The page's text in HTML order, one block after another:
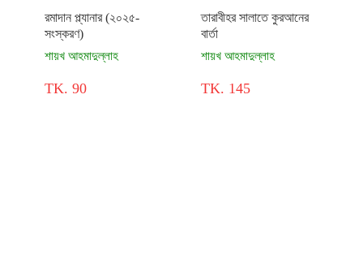
রমাদান প্ল্যানার (২০২৫-
সংস্করণ)
শায়খ আহমাদুল্লাহ
TK. 90
তারাবীহর সালাতে কুরআনের
বার্তা
শায়খ আহমাদুল্লাহ
TK. 145